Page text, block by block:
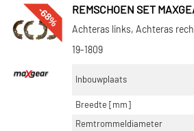
-68% REMSCHOEN SET
Achteras links, Achteras
19-1809
Inbouwplaats
Breedte [mm]
Remtrommeldiameter